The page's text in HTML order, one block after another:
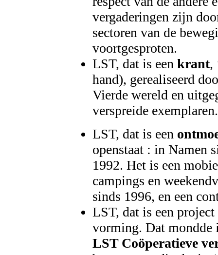
vergaderingen zijn
sectoren van de
voortgesproten.
LST, dat is een krant,
hand), gerealiseerd
Vierde wereld en
verspreide exemplaren.
LST, dat is een
openstaat : in Namen
1992. Het is een
campings en
sinds 1996, en een
LST, dat is een
vorming. Dat
LST Coöperatieve